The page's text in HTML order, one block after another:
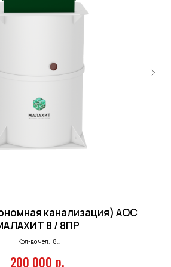
канализация) АОС
8 / 8ПР
Кол-во чел.: 8
Произв-ть: 1,6 м.куб/сутки
200 000 р.